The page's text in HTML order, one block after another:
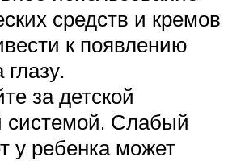
средств и кремов
к появлению
за детской
системой. Слабый
у ребенка может